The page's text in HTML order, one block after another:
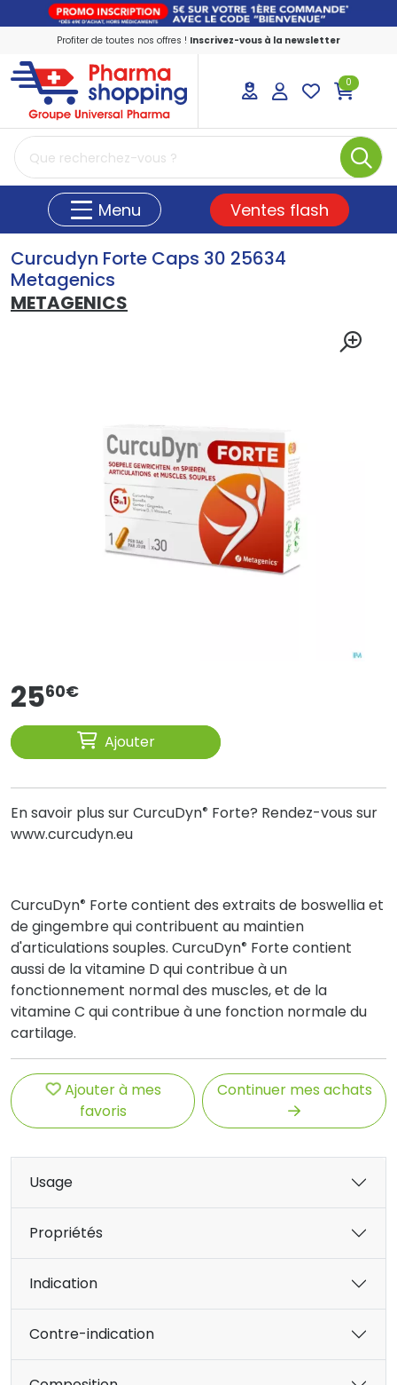
Profiter de toutes nos offres ! Inscrivez-vous à la newsletter
PharmaShopping Votre pharmacie en
0
Menu Ventes flash
Curcudyn Forte Caps 30 25634
Metagenics
METAGENICS
2560€
Ajouter
En savoir plus sur CurcuDyn® Forte? Rendez-vous sur
www.curcudyn.eu
CurcuDyn® Forte contient des extraits de boswellia et
de gingembre qui contribuent au maintien
d'articulations souples. CurcuDyn® Forte contient
aussi de la vitamine D qui contribue à un
fonctionnement normal des muscles, et de la
vitamine C qui contribue à une fonction normale du
cartilage.
Ajouter à mes
favoris
Continuer mes achats
Usage
Propriétés
Indication
Contre-indication